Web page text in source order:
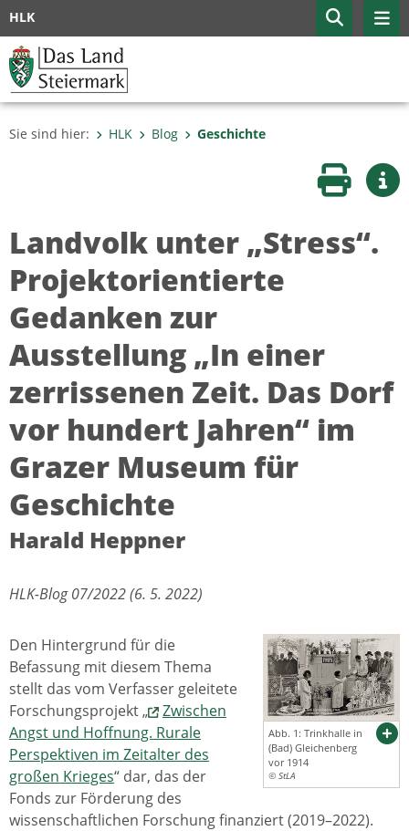
HLK
Sie sind hier: HLK Blog Geschichte
Seite
Landvolk unter „Stress“.
Projektorientierte
Gedanken zur
Ausstellung „In einer
zerrissenen Zeit. Das Dorf
vor hundert Jahren“ im
Grazer Museum für
Geschichte
Harald Heppner
HLK-Blog 07/2022 (6. 5. 2022)
Abb. 1: Trinkhalle in
(Bad) Gleichenberg
vor 1914
© StLA
Den Hintergrund für die
Befassung mit diesem Thema
stellt das vom Verfasser geleitete
Forschungsprojekt „
Zwischen
Angst und Hoffnung. Rurale
Perspektiven im Zeitalter des
großen Krieges“ dar, das der
Fonds zur Förderung des
wissenschaftlichen Forschung finanziert (2019–2022).